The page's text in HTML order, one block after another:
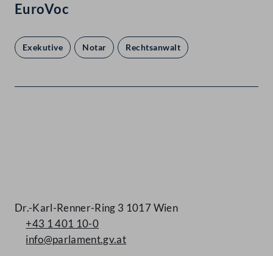
EuroVoc
Exekutive Notar Rechtsanwalt
Dr.-Karl-Renner-Ring 3 1017 Wien
+43 1 401 10-0
info@parlament.gv.at